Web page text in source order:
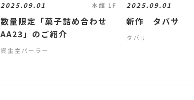
2025.09.01 本館 1F
数量限定「菓子詰め合わせ
AA23」のご紹介
資生堂パーラー
2025.09.01
新作 タバサ
タバサ